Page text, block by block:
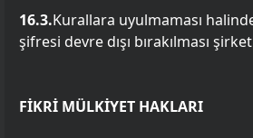
16.3.Kurallara uyulmaması
şifresi devre dışı bırakılması
FİKRİ MÜLKİYET HAKLARI